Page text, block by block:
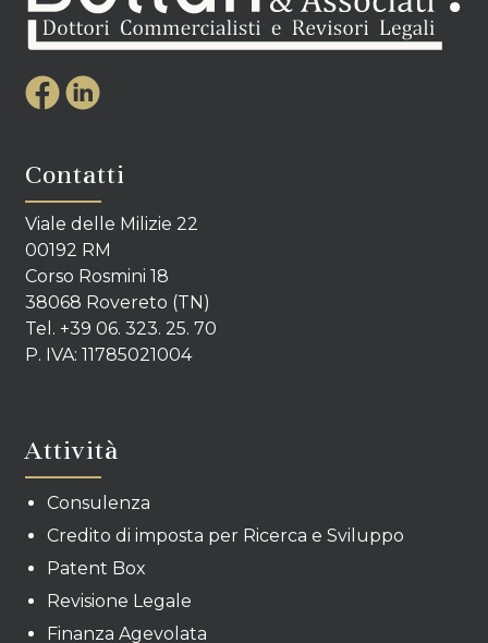
Contatti
Viale delle Milizie 22
00192 RM
Corso Rosmini 18
38068 Rovereto (TN)
Tel. +39 06. 323. 25. 70
P. IVA: 11785021004
Attività
Consulenza
Credito di imposta per Ricerca e Sviluppo
Patent Box
Revisione Legale
Finanza Agevolata